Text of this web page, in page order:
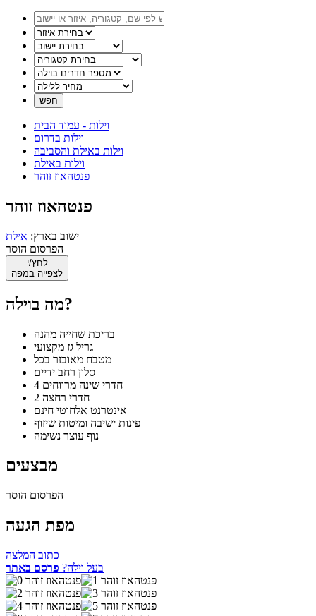
וילות - עמוד הבית
וילות בדרום
וילות באילת והסביבה
וילות באילת
פנטהאוז זוהר
פנטהאוז זוהר
ישוב בארץ: אילת
הפרסום הוסר
לחץ/י
לצפייה במפה
מה בוילה?
בריכת שחייה מהנה
גריל גז מקצועי
מטבח מאובזר בכל
סלון רחב ידיים
4 חדרי שינה מרווחים
2 חדרי רחצה
אינטרנט אלחוטי חינם
פינות ישיבה ומיטות שיזוף
נוף עוצר נשימה
מבצעים
הפרסום הוסר
מפת הגעה
כתוב המלצה
בעל וילה? פרסם באתר